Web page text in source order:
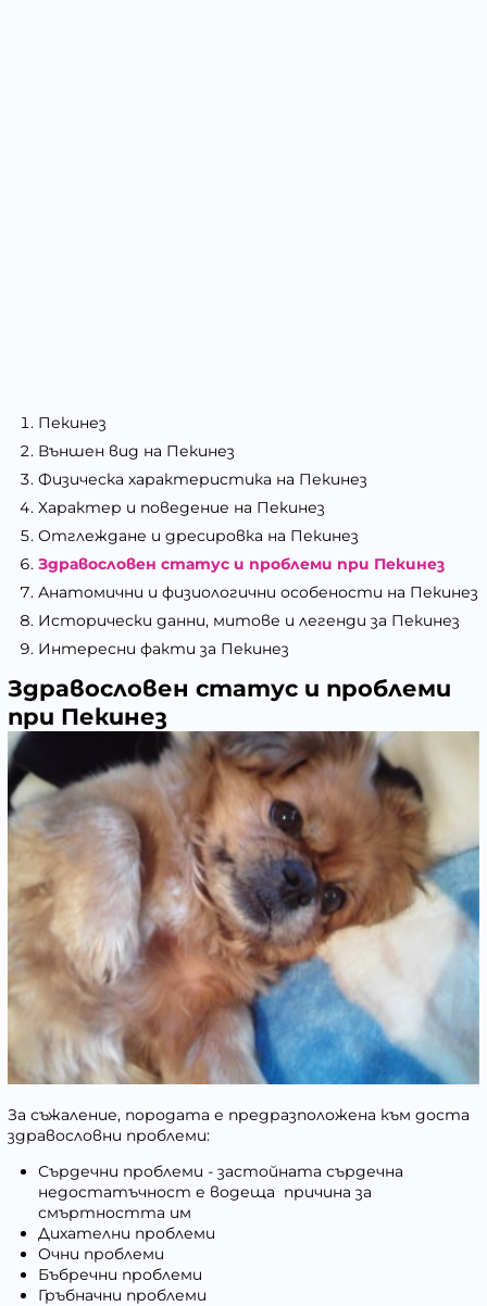
Пекинез
Външен вид на Пекинез
Физическа характеристика на Пекинез
Характер и поведение на Пекинез
Отглеждане и дресировка на Пекинез
Здравословен статус и проблеми при Пекинез
Анатомични и физиологични особености на Пекинез
Исторически данни, митове и легенди за Пекинез
Интересни факти за Пекинез
Здравословен статус и проблеми
при Пекинез
За съжаление, породата е предразположена към доста
здравословни проблеми:
Сърдечни проблеми - застойната сърдечна
недостатъчност е водеща причина за
смъртността им
Дихателни проблеми
Очни проблеми
Бъбречни проблеми
Гръбначни проблеми